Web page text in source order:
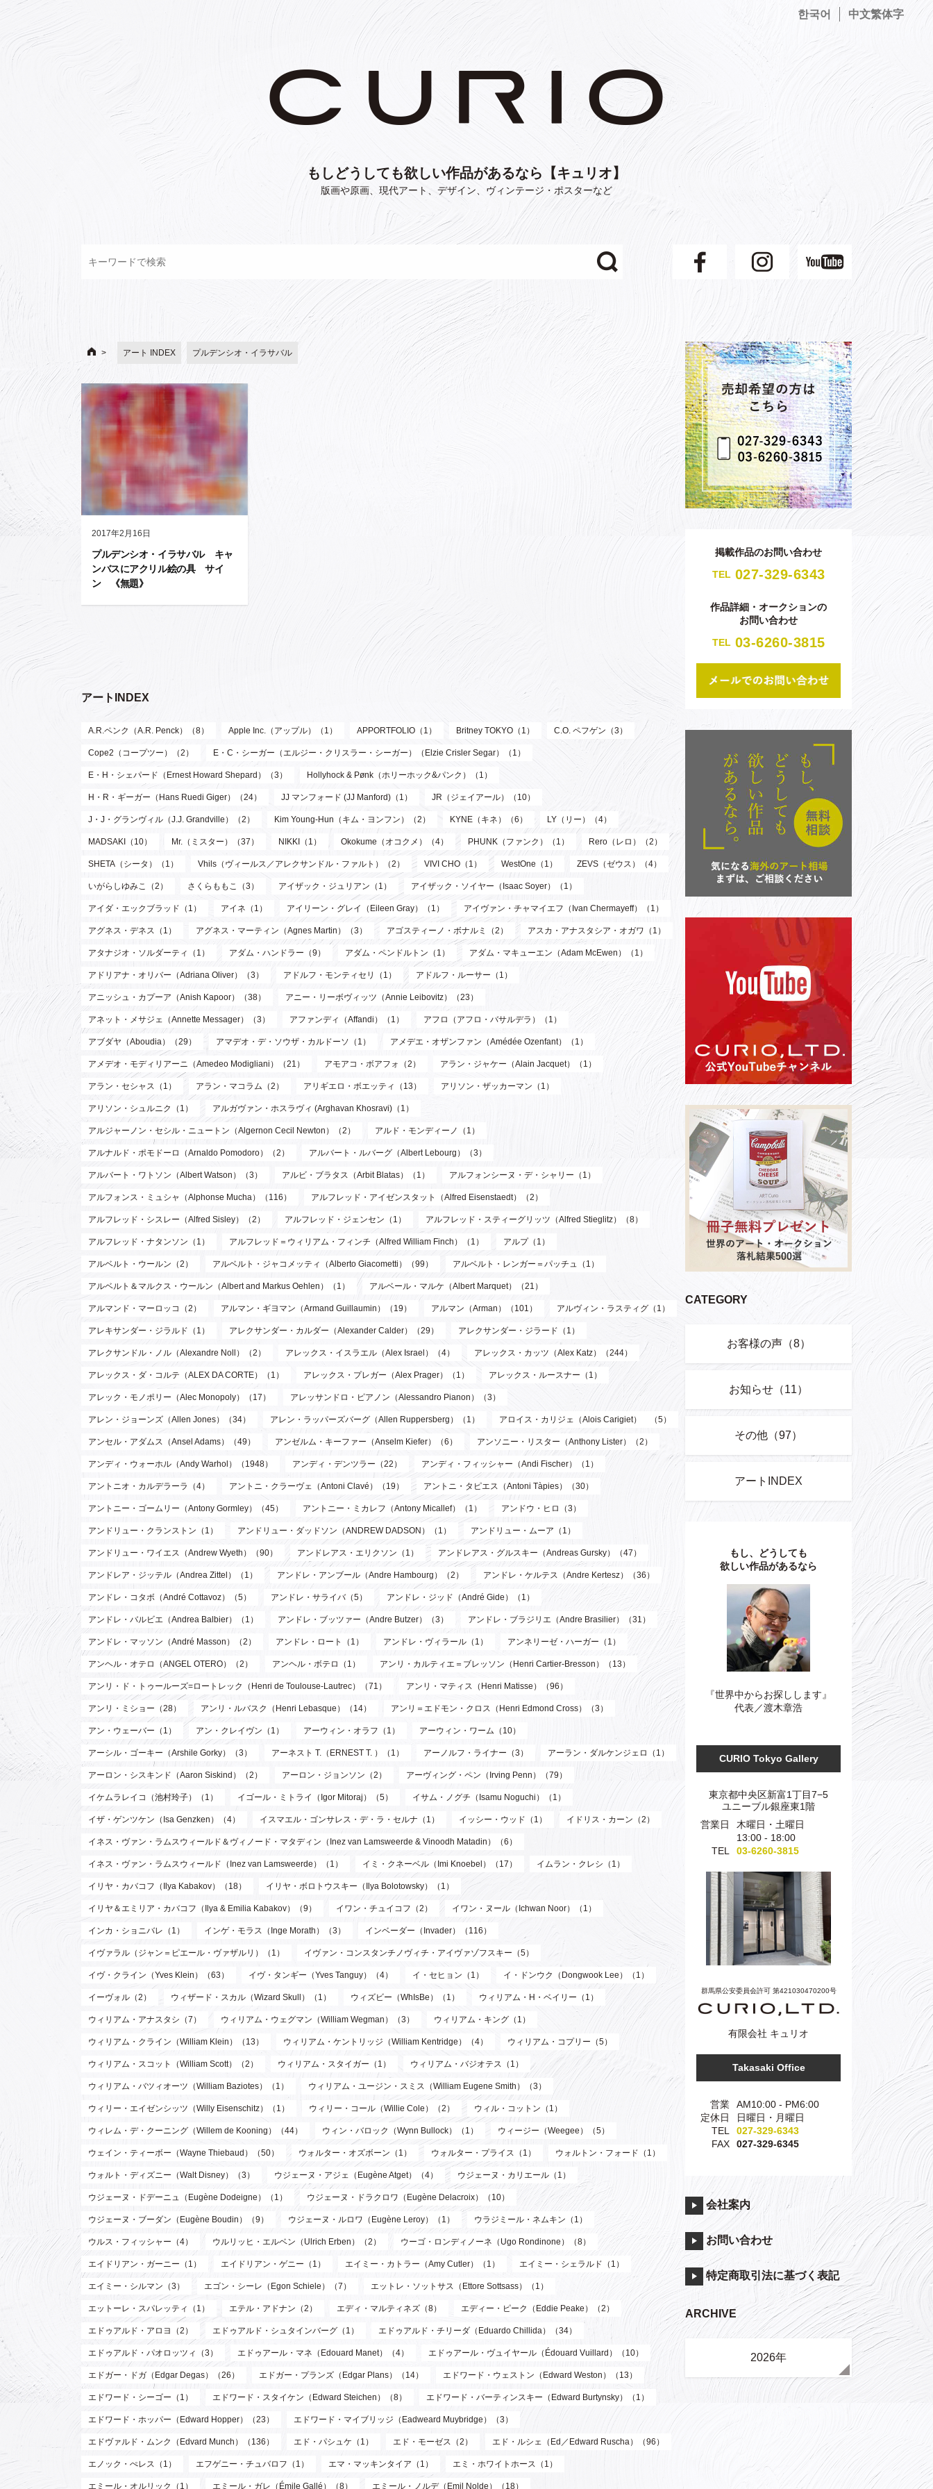
한국어 中文繁体字
もしどうしても欲しい作品があるなら【キュリオ】
版画や原画、現代アート、デザイン、ヴィンテージ・ポスターなど
アート INDEX プルデンシオ・イラサバル
2017年2月16日
プルデンシオ・イラサバル キャ
ンバスにアクリル絵の具 サイ
ン 《無題》
アートINDEX
A.R.ペンク（A.R. Penck）（8） Apple Inc.（アップル）（1） APPORTFOLIO（1） Britney TOKYO（1） C.O. ペフゲン（3）
Cope2（コープツー）（2） E・C・シーガー（エルジー・クリスラー・シーガー）（Elzie Crisler Segar）（1）
E・H・シェパード（Ernest Howard Shepard）（3） Hollyhock & Pønk（ホリーホック&パンク）（1）
H・R・ギーガー（Hans Ruedi Giger）（24） JJ マンフォード (JJ Manford)（1） JR（ジェイアール）（10）
J・J・グランヴィル（J.J. Grandville）（2） Kim Young-Hun（キム・ヨンフン）（2） KYNE（キネ）（6） LY（リー）（4）
MADSAKI（10） Mr.（ミスター）（37） NIKKI（1） Okokume（オコクメ）（4） PHUNK（ファンク）（1） Rero（レロ）（2）
SHETA（シータ）（1） Vhils（ヴィールス／アレクサンドル・ファルト）（2） VIVI CHO（1） WestOne（1） ZEVS（ゼウス）（4）
いがらしゆみこ（2） さくらももこ（3） アイザック・ジュリアン（1） アイザック・ソイヤー（Isaac Soyer）（1）
アイダ・エックブラッド（1） アイネ（1） アイリーン・グレイ（Eileen Gray）（1） アイヴァン・チャマイエフ（Ivan Chermayeff）（1）
アグネス・デネス（1） アグネス・マーティン（Agnes Martin）（3） アゴスティーノ・ボナルミ（2） アスカ・アナスタシア・オガワ（1）
アタナジオ・ソルダーティ（1） アダム・ハンドラー（9） アダム・ペンドルトン（1） アダム・マキューエン（Adam McEwen）（1）
アドリアナ・オリバー（Adriana Oliver）（3） アドルフ・モンティセリ（1） アドルフ・ルーサー（1）
アニッシュ・カプーア（Anish Kapoor）（38） アニー・リーボヴィッツ（Annie Leibovitz）（23）
アネット・メサジェ（Annette Messager）（3） アファンディ（Affandi）（1） アフロ（アフロ・バサルデラ）（1）
アブダヤ（Aboudia）（29） アマデオ・デ・ソウザ・カルドーソ（1） アメデエ・オザンファン（Amédée Ozenfant）（1）
アメデオ・モディリアーニ（Amedeo Modigliani）（21） アモアコ・ボアフォ（2） アラン・ジャケー（Alain Jacquet）（1）
アラン・セシャス（1） アラン・マコラム（2） アリギエロ・ボエッティ（13） アリソン・ザッカーマン（1）
アリソン・シュルニク（1） アルガヴァン・ホスラヴィ (Arghavan Khosravi)（1）
アルジャーノン・セシル・ニュートン（Algernon Cecil Newton）（2） アルド・モンディーノ（1）
アルナルド・ポモドーロ（Arnaldo Pomodoro）（2） アルバート・ルバーグ（Albert Lebourg）（3）
アルバート・ワトソン（Albert Watson）（3） アルビ・ブラタス（Arbit Blatas）（1） アルフォンシーヌ・デ・シャリー（1）
アルフォンス・ミュシャ（Alphonse Mucha）（116） アルフレッド・アイゼンスタット（Alfred Eisenstaedt）（2）
アルフレッド・シスレー（Alfred Sisley）（2） アルフレッド・ジェンセン（1） アルフレッド・スティーグリッツ（Alfred Stieglitz）（8）
アルフレッド・ナタンソン（1） アルフレッド＝ウィリアム・フィンチ（Alfred William Finch）（1） アルプ（1）
アルベルト・ウールン（2） アルベルト・ジャコメッティ（Alberto Giacometti）（99） アルベルト・レンガー＝パッチュ（1）
アルベルト＆マルクス・ウールン（Albert and Markus Oehlen）（1） アルベール・マルケ（Albert Marquet）（21）
アルマンド・マーロッコ（2） アルマン・ギヨマン（Armand Guillaumin）（19） アルマン（Arman）（101） アルヴィン・ラスティグ（1）
アレキサンダー・ジラルド（1） アレクサンダー・カルダー（Alexander Calder）（29） アレクサンダー・ジラード（1）
アレクサンドル・ノル（Alexandre Noll）（2） アレックス・イスラエル（Alex Israel）（4） アレックス・カッツ（Alex Katz）（244）
アレックス・ダ・コルテ（ALEX DA CORTE）（1） アレックス・プレガー（Alex Prager）（1） アレックス・ルースナー（1）
アレック・モノポリー（Alec Monopoly）（17） アレッサンドロ・ピアノン（Alessandro Pianon）（3）
アレン・ジョーンズ（Allen Jones）（34） アレン・ラッパーズバーグ（Allen Ruppersberg）（1） アロイス・カリジェ（Alois Carigiet） （5）
アンセル・アダムス（Ansel Adams）（49） アンゼルム・キーファー（Anselm Kiefer）（6） アンソニー・リスター（Anthony Lister）（2）
アンディ・ウォーホル（Andy Warhol）（1948） アンディ・デンツラー（22） アンディ・フィッシャー（Andi Fischer）（1）
アントニオ・カルデラーラ（4） アントニ・クラーヴェ（Antoni Clavé）（19） アントニ・タピエス（Antoni Tàpies）（30）
アントニー・ゴームリー（Antony Gormley）（45） アントニー・ミカレフ（Antony Micallef）（1） アンドウ・ヒロ（3）
アンドリュー・クランストン（1） アンドリュー・ダッドソン（ANDREW DADSON）（1） アンドリュー・ムーア（1）
アンドリュー・ワイエス（Andrew Wyeth）（90） アンドレアス・エリクソン（1） アンドレアス・グルスキー（Andreas Gursky）（47）
アンドレア・ジッテル（Andrea Zittel）（1） アンドレ・アンブール（Andre Hambourg）（2） アンドレ・ケルテス（Andre Kertesz）（36）
アンドレ・コタボ（André Cottavoz）（5） アンドレ・サライバ（5） アンドレ・ジッド（André Gide）（1）
アンドレ・バルビエ（Andrea Balbier）（1） アンドレ・ブッツァー（Andre Butzer）（3） アンドレ・ブラジリエ（Andre Brasilier）（31）
アンドレ・マッソン（André Masson）（2） アンドレ・ロート（1） アンドレ・ヴィラール（1） アンネリーゼ・ハーガー（1）
アンヘル・オテロ（ANGEL OTERO）（2） アンヘル・ボテロ（1） アンリ・カルティエ＝ブレッソン（Henri Cartier-Bresson）（13）
アンリ・ド・トゥールーズ=ロートレック（Henri de Toulouse-Lautrec）（71） アンリ・マティス（Henri Matisse）（96）
アンリ・ミショー（28） アンリ・ルバスク（Henri Lebasque）（14） アンリ＝エドモン・クロス（Henri Edmond Cross）（3）
アン・ウェーバー（1） アン・クレイヴン（1） アーウィン・オラフ（1） アーウィン・ワーム（10）
アーシル・ゴーキー（Arshile Gorky）（3） アーネスト T.（ERNEST T. ）（1） アーノルフ・ライナー（3） アーラン・ダルケンジェロ（1）
アーロン・シスキンド（Aaron Siskind）（2） アーロン・ジョンソン（2） アーヴィング・ペン（Irving Penn）（79）
イケムラレイコ（池村玲子）（1） イゴール・ミトライ（Igor Mitoraj）（5） イサム・ノグチ（Isamu Noguchi）（1）
イザ・ゲンツケン（Isa Genzken）（4） イスマエル・ゴンサレス・デ・ラ・セルナ（1） イッシー・ウッド（1） イドリス・カーン（2）
イネス・ヴァン・ラムスウィールド＆ヴィノード・マタディン（Inez van Lamsweerde & Vinoodh Matadin）（6）
イネス・ヴァン・ラムスウィールド（Inez van Lamsweerde）（1） イミ・クネーベル（Imi Knoebel）（17） イムラン・クレシ（1）
イリヤ・カバコフ（Ilya Kabakov）（18） イリヤ・ボロトウスキー（Ilya Bolotowsky）（1）
イリヤ＆エミリア・カバコフ（Ilya & Emilia Kabakov）（9） イワン・チュイコフ（2） イワン・ヌール（Ichwan Noor）（1）
インカ・ショニバレ（1） インゲ・モラス（Inge Morath）（3） インベーダー（Invader）（116）
イヴァラル（ジャン＝ピエール・ヴァザルリ）（1） イヴァン・コンスタンチノヴィチ・アイヴァゾフスキー（5）
イヴ・クライン（Yves Klein）（63） イヴ・タンギー（Yves Tanguy）（4） イ・セヒョン（1） イ・ドンウク（Dongwook Lee）（1）
イーヴォル（2） ウィザード・スカル（Wizard Skull）（1） ウィズビー（WhIsBe）（1） ウィリアム・H・ベイリー（1）
ウィリアム・アナスタシ（7） ウィリアム・ウェグマン（William Wegman）（3） ウィリアム・キング（1）
ウィリアム・クライン（William Klein）（13） ウィリアム・ケントリッジ（William Kentridge）（4） ウィリアム・コプリー（5）
ウィリアム・スコット（William Scott）（2） ウィリアム・スタイガー（1） ウィリアム・バジオテス（1）
ウィリアム・バツィオーツ（William Baziotes）（1） ウィリアム・ユージン・スミス（William Eugene Smith）（3）
ウィリー・エイゼンシッツ（Willy Eisenschitz）（1） ウィリー・コール（Willie Cole）（2） ウィル・コットン（1）
ウィレム・デ・クーニング（Willem de Kooning）（44） ウィン・バロック（Wynn Bullock）（1） ウィージー（Weegee）（5）
ウェイン・ティーボー（Wayne Thiebaud）（50） ウォルター・オズボーン（1） ウォルター・プライス（1） ウォルトン・フォード（1）
ウォルト・ディズニー（Walt Disney）（3） ウジェーヌ・アジェ（Eugène Atget）（4） ウジェーヌ・カリエール（1）
ウジェーヌ・ドデーニュ（Eugène Dodeigne）（1） ウジェーヌ・ドラクロワ（Eugène Delacroix）（10）
ウジェーヌ・ブーダン（Eugène Boudin）（9） ウジェーヌ・ルロワ（Eugène Leroy）（1） ウラジミール・ネムキン（1）
ウルス・フィッシャー（4） ウルリッヒ・エルベン（Ulrich Erben）（2） ウーゴ・ロンディノーネ（Ugo Rondinone）（8）
エイドリアン・ガーニー（1） エイドリアン・ゲニー（1） エイミー・カトラー（Amy Cutler）（1） エイミー・シェラルド（1）
エイミー・シルマン（3） エゴン・シーレ（Egon Schiele）（7） エットレ・ソットサス（Ettore Sottsass）（1）
エットーレ・スパレッティ（1） エテル・アドナン（2） エディ・マルティネズ（8） エディー・ピーク（Eddie Peake）（2）
エドゥアルド・アロヨ（2） エドゥアルド・シュタインバーグ（1） エドゥアルド・チリーダ（Eduardo Chillida）（34）
エドゥアルド・パオロッツィ（3） エドゥアール・マネ（Edouard Manet）（4） エドゥアール・ヴュイヤール（Édouard Vuillard）（10）
エドガー・ドガ（Edgar Degas）（26） エドガー・プランズ（Edgar Plans）（14） エドワード・ウェストン（Edward Weston）（13）
エドワード・シーゴー（1） エドワード・スタイケン（Edward Steichen）（8） エドワード・バーティンスキー（Edward Burtynsky）（1）
エドワード・ホッパー（Edward Hopper）（23） エドワード・マイブリッジ（Eadweard Muybridge）（3）
エドヴァルド・ムンク（Edvard Munch）（136） エド・パシュケ（1） エド・モーゼス（2） エド・ルシェ（Ed／Edward Ruscha）（96）
エノック・ぺレス（1） エフゲニー・チュバロフ（1） エマ・マッキンタイア（1） エミ・ホワイトホース（1）
エミール・オルリック（1） エミール・ガレ（Émile Gallé）（8） エミール・ノルデ（Emil Nolde）（18）
掲載作品のお問い合わせ
TEL 027-329-6343
作品詳細・オークションの
お問い合わせ
TEL 03-6260-3815
CATEGORY
お客様の声（8）
お知らせ（11）
その他（97）
アートINDEX
もし、どうしても
欲しい作品があるなら
『世界中からお探しします』
代表／渡木章浩
CURIO Tokyo Gallery
東京都中央区新富1丁目7−5
ユニーブル銀座東1階
営業日
木曜日・土曜日
13:00 - 18:00
TEL
03-6260-3815
群馬県公安委員会許可 第421030470200号
有限会社 キュリオ
Takasaki Office
営業
AM10:00 - PM6:00
定休日
日曜日・月曜日
TEL
027-329-6343
FAX
027-329-6345
会社案内
お問い合わせ
特定商取引法に基づく表記
ARCHIVE
2026年